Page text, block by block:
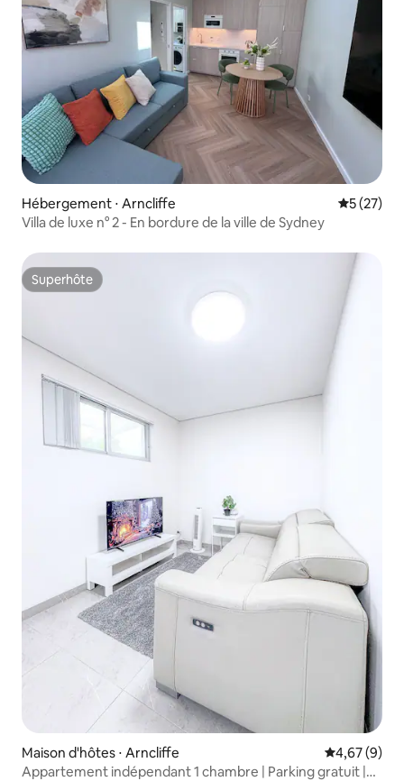
Hébergement ⋅ Arncliffe
5 (27)
Villa de luxe n° 2 - En bordure de la ville de Sydney
Superhôte
Superhôte
Maison d'hôtes ⋅ Arncliffe Évaluation
4,67 (9)
Appartement indépendant 1 chambre | Parking gratuit |